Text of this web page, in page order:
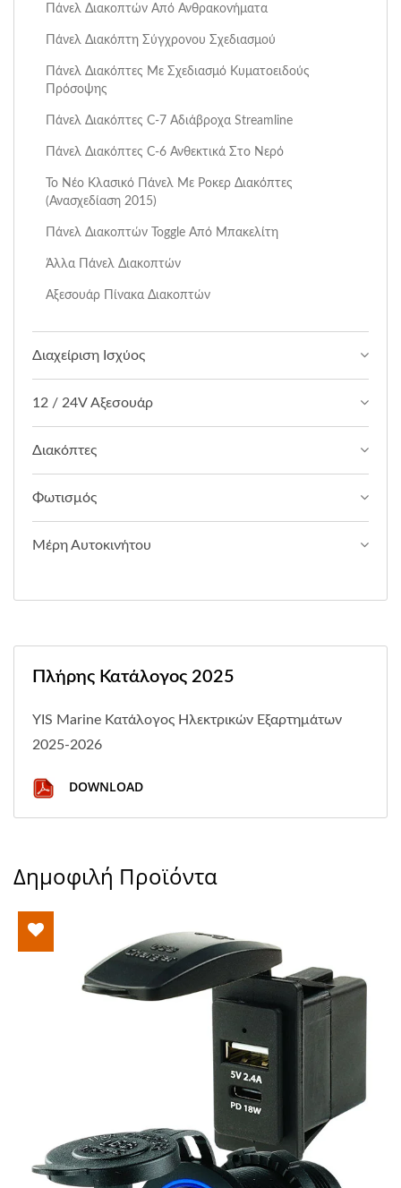
Πάνελ Διακοπτών Από Ανθρακονήματα
Πάνελ Διακόπτη Σύγχρονου Σχεδιασμού
Πάνελ Διακόπτες Με Σχεδιασμό Κυματοειδούς
Πρόσοψης
Πάνελ Διακόπτες C-7 Αδιάβροχα Streamline
Πάνελ Διακόπτες C-6 Ανθεκτικά Στο Νερό
Το Νέο Κλασικό Πάνελ Με Ροκερ Διακόπτες
(ανασχεδίαση 2015)
Πάνελ Διακοπτών Toggle Από Μπακελίτη
Άλλα Πάνελ Διακοπτών
Αξεσουάρ Πίνακα Διακοπτών
Διαχείριση Ισχύος
12 / 24V Αξεσουάρ
Διακόπτες
Φωτισμός
Μέρη Αυτοκινήτου
Πλήρης Κατάλογος 2025
YIS Marine Κατάλογος Ηλεκτρικών Εξαρτημάτων
2025-2026
DOWNLOAD
Δημοφιλή Προϊόντα